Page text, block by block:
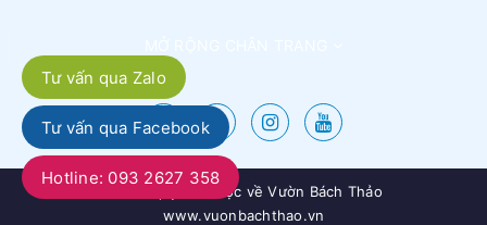
© Bản quyền thuộc vềVườn Bách Thảo
www.vuonbachthao.vn
Tư vấn qua Zalo
Tư vấn qua Facebook
Hotline: 093 2627 358